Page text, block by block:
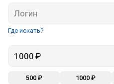
Где искать?
500 ₽ 1000 ₽